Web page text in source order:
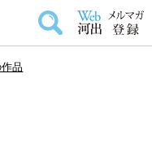
品